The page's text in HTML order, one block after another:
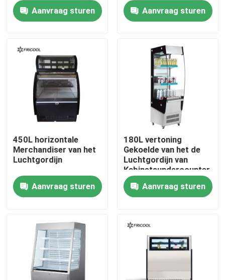
Producten
Over ons
Fabrieksreis
Kwaliteitscontrole
Contacteer ons
Alle Gevallen
Gekoeld Delicatessenwinkelgeval
Merchandisers van de glasdeur
Aanvraag sturen
Aanvraag sturen
450L horizontale
Merchandiser van het
Luchtgordijn
Aanvraag sturen
180L vertoning
Gekoelde van het de
Luchtgordijn van
Kabinetsundercounter
Merchandiser ETL
Aanvraag sturen